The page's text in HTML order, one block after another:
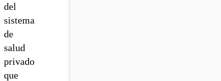
del
sistema
de
salud
privado
que